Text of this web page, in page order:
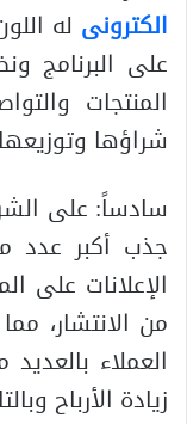
الكترونى له
على البرنامج
المنتجات
شراؤها
سادساً: على
جذب أكبر عدد من
الإعلانات على
من الانتشار،
العملاء
زيادة الأرباح